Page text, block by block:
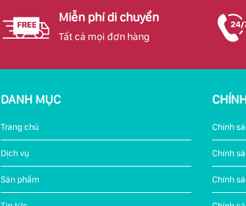
Miễn phí di chuyển
Tất cả mọi đơn hàng
DANH MỤC
Trang chủ
Dịch vụ
Sản phẩm
Chính
Chính
Chính